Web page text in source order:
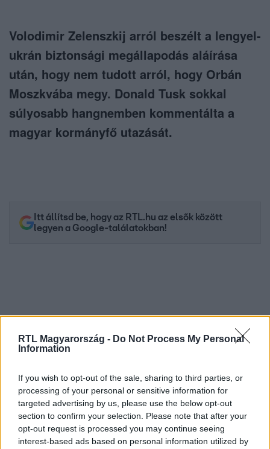
RTL Magyarország - Do Not Process My Personal
Information
If you wish to opt-out of the sale, sharing to third parties, or
processing of your personal or sensitive information for
targeted advertising by us, please use the below opt-out
section to confirm your selection. Please note that after your
opt-out request is processed you may continue seeing
interest-based ads based on personal information utilized by
Volodimir Zelenszkij arról beszélt a lengyel-
ukrán biztonsági megállapodás aláírása
után, hogy nem tudott arról, hogy Orbán
Moszkvába megy. Donald Tusk sokkal
súlyosabb hangnemben kommentálta a
magyar kormányfő utazását.
Itt állítsd be, hogy az RTL.hu az elsők között
legyen a Google-találatokban!
Kövess minket, és értesülj a friss hírekről a
Facebookon is!
Követem